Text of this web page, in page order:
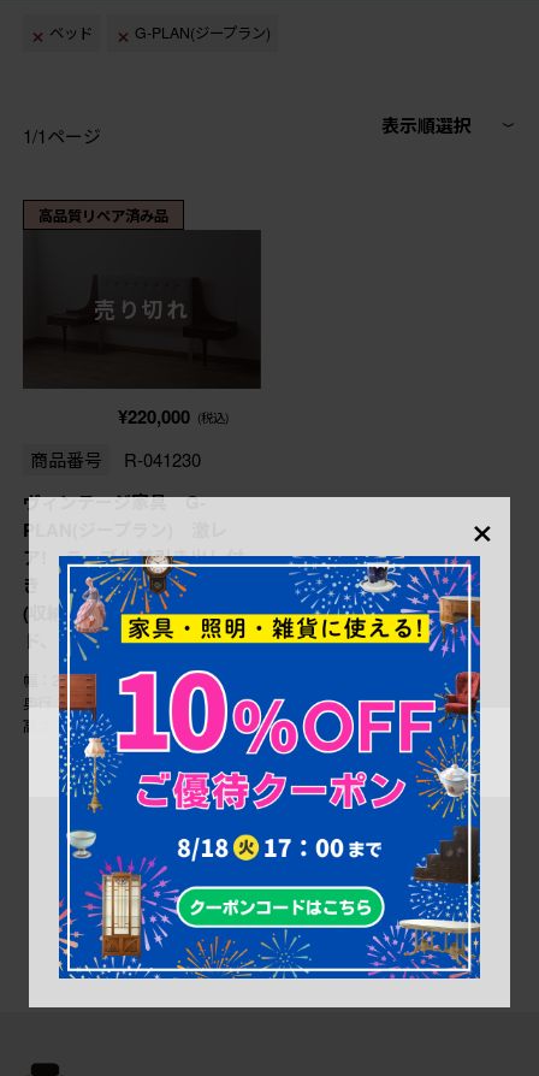
ベッド G-PLAN(ジープラン)
1/1ページ 表示順選択
高品質リペア済み品
売り切れ
¥220,000 (税込)
商品番号 R-041230
ヴィンテージ家具 G-
PLAN(ジープラン) 激レ
ア! テーブル兼引き出し付
き おしゃれなヘッドボード
(収納付きベッドヘッドボー
ド、ビンテージ)(R-041230)
幅：2,600㎜
奥行：460㎜
高さ：1,070㎜
×